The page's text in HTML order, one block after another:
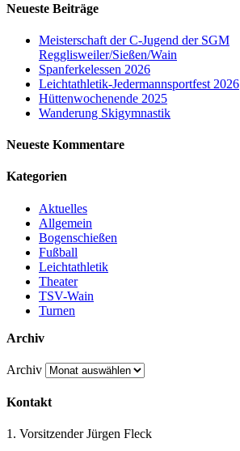
Neueste Beiträge
Meisterschaft der C-Jugend der SGM
Regglisweiler/Sießen/Wain
Spanferkelessen 2026
Leichtathletik-Jedermannsportfest 2026
Hüttenwochenende 2025
Wanderung Skigymnastik
Neueste Kommentare
Kategorien
Aktuelles
Allgemein
Bogenschießen
Fußball
Leichtathletik
Theater
TSV-Wain
Turnen
Archiv
Archiv
Kontakt
1. Vorsitzender Jürgen Fleck